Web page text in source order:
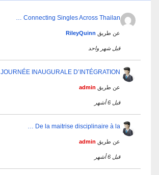
Connecting Singles Across Thailan …
عن طريق RileyQuinn
قبل شهر واحد
JOURNÉE INAUGURALE D’INTÉGRATION …
عن طريق admin
قبل 6 أشهر
De la maitrise disciplinaire à la …
عن طريق admin
قبل 6 أشهر